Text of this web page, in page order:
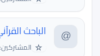
الباحث
☆ المشتركين: 1,910